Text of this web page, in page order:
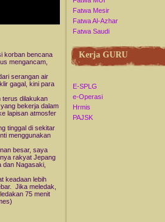
korban bencana
mengancam,
serangan air
gagal, kini para
terus dilakukan
bekerja dalam
lapisan atmosfer
tinggal di sekitar
menggunakan
besar, saya
rakyat Jepang
Nagasaki,
keadaan lebih
Jika meledak,
75 menit
Fatwa Mesir
Fatwa Al-Azhar
Fatwa Saudi
Kerja GURU
E-SPLG
e-Operasi
Hrmis
PAJSK